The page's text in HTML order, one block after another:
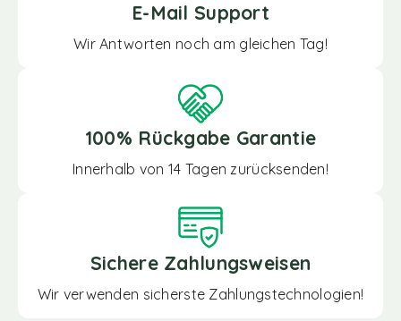
E-Mail Support
Wir Antworten noch am gleichen Tag!
100% Rückgabe Garantie
Innerhalb von 14 Tagen zurücksenden!
Sichere Zahlungsweisen
Wir verwenden sicherste Zahlungstechnologien!